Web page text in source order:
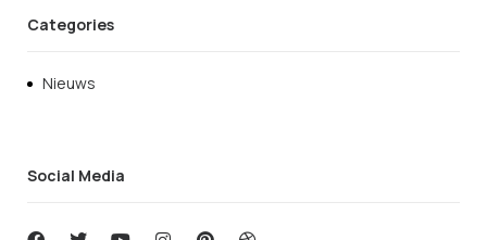
Categories
Nieuws
Social Media